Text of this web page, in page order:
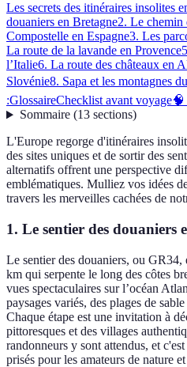
Les secrets des itinéraires insolites
douaniers en Bretagne2. Le chemin
Compostelle en Espagne3. Les
La route de la lavande en Provence
l’Italie6. La route des châteaux en
Slovénie8. Sapa et les montagnes
:GlossaireChecklist avant voyage
Sommaire(13 sections)
L'Europe regorge d'itinéraires
des sites uniques et de sortir des
alternatifs offrent une perspective
emblématiques. Mulliez vos idées
travers les merveilles cachées de
1. Le sentier des douaniers
Le sentier des douaniers, ou
km qui serpente le long des côtes
vues spectaculaires sur l’océan
paysages variés, des plages de
Chaque étape est une invitation à
pittoresques et des villages
randonneurs y sont attendus, et
prisés pour les amateurs de nature